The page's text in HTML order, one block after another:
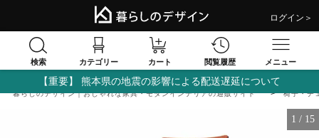
ログイン＞
検索 カテゴリー カート 閲覧履歴 メニュー
【重要】 熊本県の地震の影響による配送遅延について
暮らしのデザイン｜おしゃれな家具・モダンインテリアの通販サイト 椅子・チ
1 / 15